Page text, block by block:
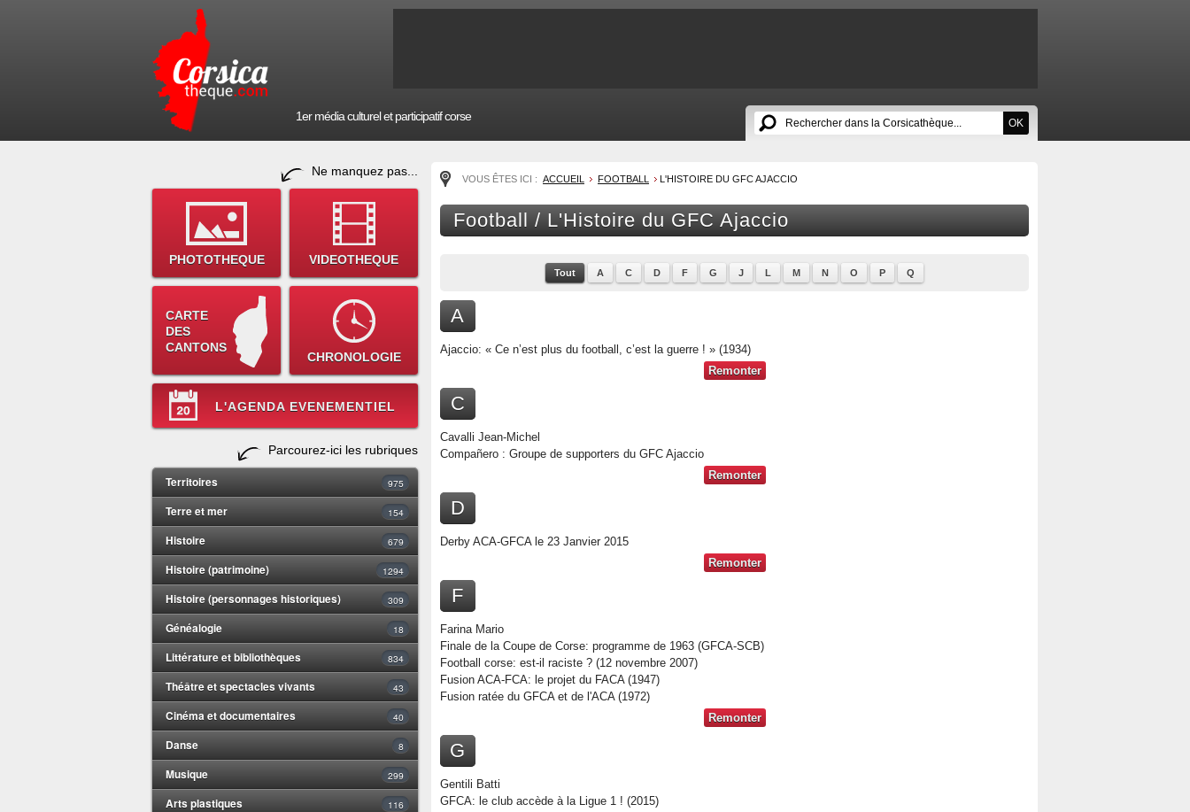
1er média culturel et participatif corse
Ne manquez pas...
PHOTOTHEQUE VIDEOTHEQUE
CARTE
DES
CANTONS
CHRONOLOGIE
L'AGENDA EVENEMENTIEL
Parcourez-ici les rubriques
Territoires 975
Terre et mer 154
Histoire 679
Histoire (patrimoine) 1294
Histoire (personnages historiques) 309
Généalogie 18
Littérature et bibliothèques 834
Théâtre et spectacles vivants 43
Cinéma et documentaires 40
Danse 8
Musique 299
Arts plastiques 116
VOUS ÊTES ICI : ACCUEIL FOOTBALL L'HISTOIRE DU GFC AJACCIO
Football / L'Histoire du GFC Ajaccio
Tout A C D F G J L M N O P Q
A
Ajaccio: « Ce n’est plus du football, c’est la guerre ! » (1934)
Remonter
C
Cavalli Jean-Michel
Compañero : Groupe de supporters du GFC Ajaccio
Remonter
D
Derby ACA-GFCA le 23 Janvier 2015
Remonter
F
Farina Mario
Finale de la Coupe de Corse: programme de 1963 (GFCA-SCB)
Football corse: est-il raciste ? (12 novembre 2007)
Fusion ACA-FCA: le projet du FACA (1947)
Fusion ratée du GFCA et de l'ACA (1972)
Remonter
G
Gentili Batti
GFCA: le club accède à la Ligue 1 ! (2015)